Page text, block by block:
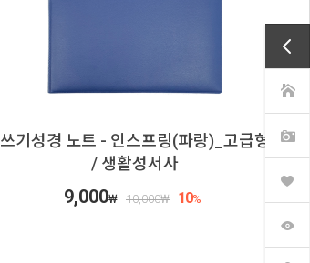
쓰기성경 노트 - 인스프링(파랑)_고급형
/ 생활성서사
9,000₩ 10,000₩ 10%